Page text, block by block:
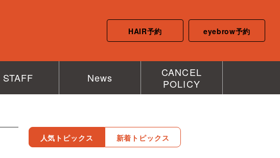
HAIR予約 eyebrow予約
STAFF News
CANCEL
POLICY
人気トピックス 新着トピックス